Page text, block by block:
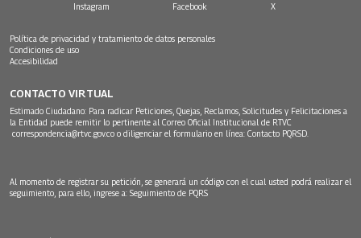
Instagram Facebook X
Política de privacidad y tratamiento de datos personales
Condiciones de uso
Accesibilidad
CONTACTO VIRTUAL
Estimado Ciudadano: Para radicar Peticiones, Quejas, Reclamos, Solicitudes y Felicitaciones a
la Entidad puede remitir lo pertinente al Correo Oficial Institucional de RTVC
correspondencia@rtvc.gov.co o diligenciar el formulario en línea: Contacto PQRSD.
Al momento de registrar su petición, se generará un código con el cual usted podrá realizar el
seguimiento, para ello, ingrese a: Seguimiento de PQRS